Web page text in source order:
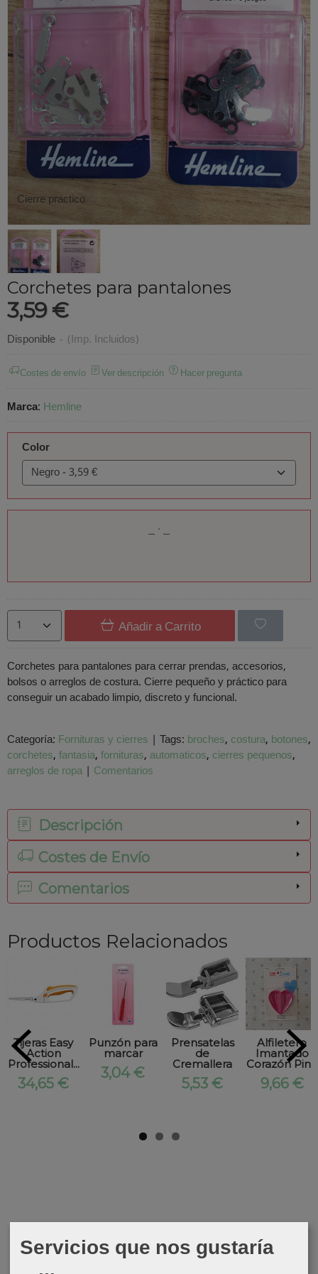
Cierre practico
Corchetes para pantalones
3,59 €
Disponible - (Imp. Incluidos)
Costes de envío Ver descripción Hacer pregunta
Marca: Hemline
Color
Añadir a Carrito
Corchetes para pantalones para cerrar prendas, accesorios,
bolsos o arreglos de costura. Cierre pequeño y práctico para
conseguir un acabado limpio, discreto y funcional.
Categoría: Fornituras y cierres | Tags: broches costura botones
corchetes fantasia fornituras automaticos cierres pequenos
arreglos de ropa | Comentarios
Descripción
Costes de Envío
Comentarios
Productos Relacionados
Tijeras Easy
Action
Professional...
34,65 €
Punzón para
marcar
3,04 €
Prensatelas
de
Cremallera
5,53 €
Alfiletero
Imantado
Corazón Pink
9,66 €
Servicios que nos gustaría